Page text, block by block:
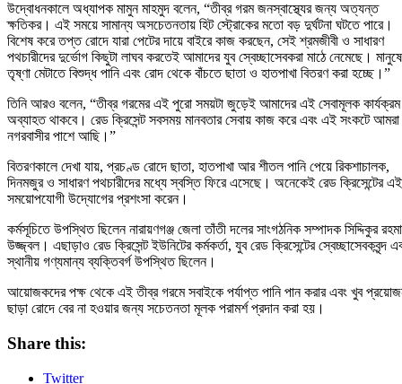
উদ্বোধনকালে অধ্যাপক মামুন মাহমুদ বলেন, “তীব্র গরম জনস্বাস্থ্যের জন্য অত্যন্ত
ক্ষতিকর। এই সময়ে সামান্য অসচেতনতায় হিট স্ট্রোকের মতো বড় দুর্ঘটনা ঘটতে পারে।
বিশেষ করে তপ্ত রোদে যারা পেটের দায়ে বাইরে কাজ করছেন, সেই শ্রমজীবী ও সাধারণ
পথচারীদের দুর্ভোগ কিছুটা লাঘব করতেই আমাদের যুব স্বেচ্ছাসেবকরা মাঠে নেমেছে।
তৃষ্ণা মেটাতে বিশুদ্ধ পানি এবং রোদ থেকে বাঁচতে ছাতা ও হাতপাখা বিতরণ করা হচ্ছে।”
তিনি আরও বলেন, “তীব্র গরমের এই পুরো সময়টা জুড়েই আমাদের এই সেবামূলক কার্যক্রম
অব্যাহত থাকবে। রেড ক্রিসেন্ট সবসময় মানবতার সেবায় কাজ করে এবং এই সংকটে আমরা
নগরবাসীর পাশে আছি।”
বিতরণকালে দেখা যায়, প্রচণ্ড রোদে ছাতা, হাতপাখা আর শীতল পানি পেয়ে রিকশাচালক,
দিনমজুর ও সাধারণ পথচারীদের মধ্যে স্বস্তি ফিরে এসেছে। অনেকেই রেড ক্রিসেন্টের এই
সময়োপযোগী উদ্যোগের প্রশংসা করেন।
কর্মসূচিতে উপস্থিত ছিলেন নারায়ণগঞ্জ জেলা তাঁতী দলের সাংগঠনিক সম্পাদক সিদ্দিকুর
উজ্জ্বল। এছাড়াও রেড ক্রিসেন্ট ইউনিটের কর্মকর্তা, যুব রেড ক্রিসেন্টের স্বেচ্ছাসেবকবৃন্দ
স্থানীয় গণ্যমান্য ব্যক্তিবর্গ উপস্থিত ছিলেন।
আয়োজকদের পক্ষ থেকে এই তীব্র গরমে সবাইকে পর্যাপ্ত পানি পান করার এবং খুব
ছাড়া রোদে বের না হওয়ার জন্য সচেতনতা মূলক পরামর্শ প্রদান করা হয়।
Share this:
Twitter